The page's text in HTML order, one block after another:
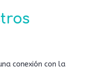
conexión con la